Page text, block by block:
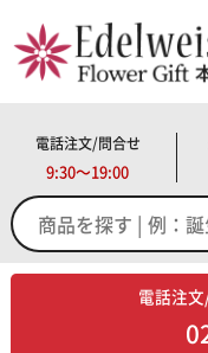
電話注文/問合せ
9:30～19:00
電話注